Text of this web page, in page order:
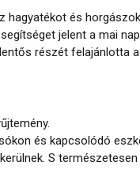
hagyatékot és
jelent a mai
részét felajánlotta a
és kapcsolódó
S természetesen